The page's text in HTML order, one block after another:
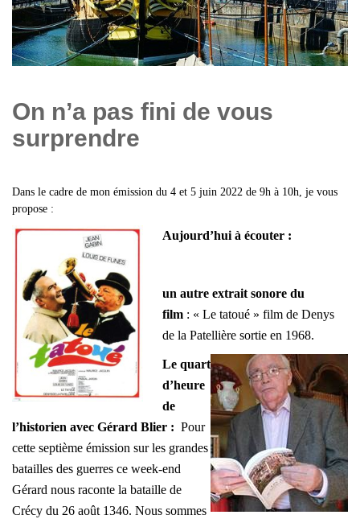
On n’a pas fini de vous
surprendre
Dans le cadre de mon émission du 4 et 5 juin 2022 de 9h à 10h, je vous
propose :
Aujourd’hui à écouter :
un autre extrait sonore du
film : « Le tatoué » film de Denys
de la Patellière sortie en 1968.
Le quart
d’heure
de
l’historien avec Gérard Blier : Pour
cette septième émission sur les grandes
batailles des guerres ce week-end
Gérard nous raconte la bataille de
Crécy du 26 août 1346. Nous sommes